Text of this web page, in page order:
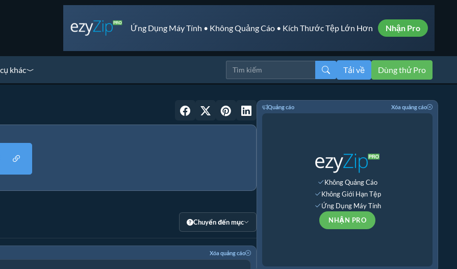
Ứng Dụng Máy Tính • Không Quảng Cáo • Kích Thước Tệp Lớn Hơn Nhận Pro
khác Tải về Dùng thử Pro
Chuyển đến mục
Xóa quảng cáo
Quảng cáo Xóa quảng cáo
Không Quảng Cáo
Không Giới Hạn Tệp
Ứng Dụng Máy Tính
NHẬN PRO